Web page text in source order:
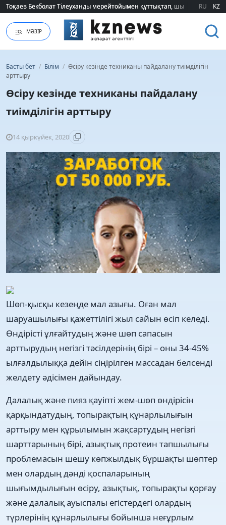
Тоқаев Бекболат Тілеуханды мерейтойымен құттықтап, шығармашылық
Тоқаев Бекболат Тілеуханды мерейтойымен құттықтап, шығармашылық
RU KZ
МӘЗІР
Басты бет / Білім / Өсіру кезінде техниканы пайдалану тиімділігін
арттыру
Өсіру кезінде техниканы пайдалану
тиімділігін арттыру
14 қыркүйек, 2020
Шөп-қысқы кезеңде мал азығы. Оған мал
шаруашылығы қажеттілігі жыл сайын өсіп келеді.
Өндірісті ұлғайтудың және шөп сапасын
арттырудың негізгі тәсілдерінің бірі – оны 34-45%
ылғалдылыққа дейін сіңірілген массадан белсенді
желдету әдісімен дайындау.
Далалық және пияз қауіпті жем-шөп өндірісін
қарқындатудың, топырақтың құнарлылығын
арттыру мен құрылымын жақсартудың негізгі
шарттарының бірі, азықтық протеин тапшылығы
проблемасын шешу көпжылдық бұршақты шөптер
мен олардың дәнді қоспаларының
шығымдылығын өсіру, азықтық, топырақты қорғау
және далалық ауыспалы егістердегі олардың
түрлерінің құнарлылығы бойынша неғұрлым